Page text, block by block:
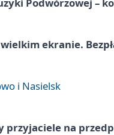
ekranie.
i Nasielsk
przyjaciele na